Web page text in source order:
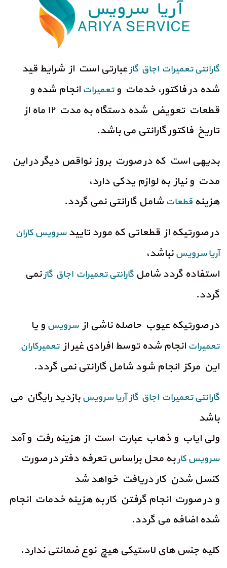
گارانتی تعمیرات اجاق گازعبارتی است از شرایط قید
شده در فاکتور، خدمات وتعمیرات انجام شده و
قطعات تعویض شده دستگاه به مدت ۱۲ ماه از
تاریخ فاکتور گارانتی می باشد.
بدیهی است که در صورت بروز نواقص دیگر در این
مدت و نیاز به لوازم یدکی دارد،
هزینه قطعات شامل گارانتی نمی گردد.
در صورتیکه از قطعاتی که مورد تاییدسرویس کاران
آریا سرویسنباشد،
استفاده گردد شامل گارانتی تعمیرات اجاق گازنمی
گردد.
در صورتیکه عیوب حاصله ناشی ازسرویس و یا
تعمیرات انجام شده توسط افرادی غیر ازتعمیرکاران
این مرکز انجام شود شامل گارانتی نمی گردد.
گارانتی تعمیرات اجاق گاز آریا سرویسبازدید رایگان می
باشد
ولی ایاب و ذهاب عبارت است از هزینه رفت و آمد
سرویس کاربه محل براساس تعرفه دفتر در صورت
کنسل شدن کار دریافت خواهد شد
و در صورت انجام گرفتن کار به هزینه خدمات انجام
شده اضافه می گردد.
کلیه جنس های لاستیکی هیچ نوع ضمانتی ندارد.